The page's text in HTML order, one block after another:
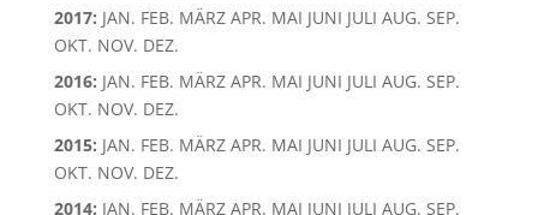
2017: JAN. FEB. MÄRZ APR. MAI JUNI JULI AUG. SEP.
OKT. NOV. DEZ.
2016: JAN. FEB. MÄRZ APR. MAI JUNI JULI AUG. SEP.
OKT. NOV. DEZ.
2015: JAN. FEB. MÄRZ APR. MAI JUNI JULI AUG. SEP.
OKT. NOV. DEZ.
2014: JAN. FEB. MÄRZ APR. MAI JUNI JULI AUG. SEP.